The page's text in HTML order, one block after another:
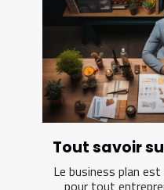
Tout savoir
Le business plan
pour tout